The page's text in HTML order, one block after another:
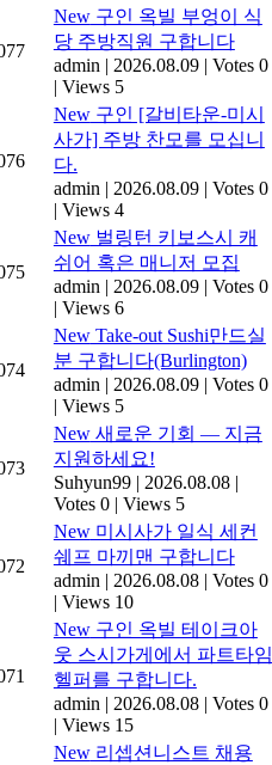
New구인 옥빌 부엉이 식
당 주방직원 구합니다
admin | 2026.08.09 | Votes 0
| Views 5
New구인 [갈비타운-미시
사가] 주방 찬모를 모십니
다.
admin | 2026.08.09 | Votes 0
| Views 4
New벌링턴 키보스시 캐
쉬어 혹은 매니저 모집
admin | 2026.08.09 | Votes 0
| Views 6
NewTake-out Sushi만드실
분 구합니다(Burlington)
admin | 2026.08.09 | Votes 0
| Views 5
New새로운 기회 — 지금
지원하세요!
Suhyun99 | 2026.08.08 |
Votes 0 | Views 5
New미시사가 일식 세컨
쉐프 마끼맨 구합니다
admin | 2026.08.08 | Votes 0
| Views 10
New구인 옥빌 테이크아
웃 스시가게에서 파트타임
헬퍼를 구합니다.
admin | 2026.08.08 | Votes 0
| Views 15
New리셉션니스트 채용